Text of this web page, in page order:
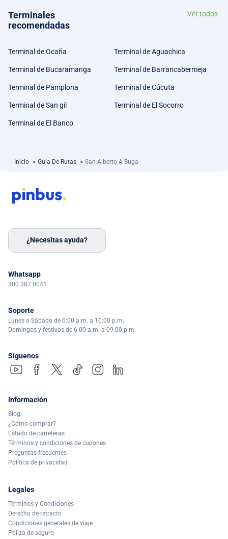
Terminales
recomendadas
Ver todos
Terminal de Ocaña Terminal de Aguachica
Terminal de Bucaramanga Terminal de Barrancabermeja
Terminal de Pamplona Terminal de Cúcuta
Terminal de San gil Terminal de El Socorro
Terminal de El Banco
Inicio > Guía De Rutas > San Alberto A Buga
¿Necesitas ayuda?
Whatsapp
300 387 0041
Soporte
Lunes a Sábado de 6:00 a.m. a 10:00 p.m.
Domingos y festivos de 6:00 a.m. a 09:00 p.m.
Síguenos
Información
Blog
¿Cómo comprar?
Estado de carreteras
Términos y condiciones de cupones
Preguntas frecuentes
Política de privacidad
Legales
Términos y Condiciones
Derecho de retracto
Condiciones generales de viaje
Póliza de seguro